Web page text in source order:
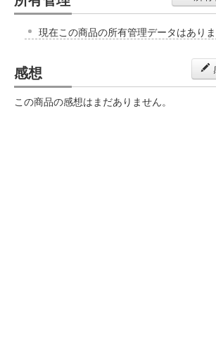
現在この商品の所有管理データはありま
感想
この商品の感想はまだありません。